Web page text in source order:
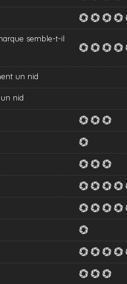
semble-t-il
un nid
nid